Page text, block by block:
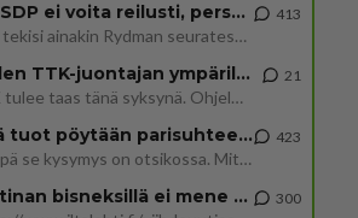
Jos SDP ei voita reilusti, persut kumoavat demokratian Suomesta
Näin tekisi ainakin Rydman seuratessaan idolinsa Trumpin mallia https://www.is.fi/politiikka/art-2000012187244.html
413
Uuden TTK-juontajan ympärillä epätietoisuus sakenee - Nyt MTV hämmentää soppaa
TTK tulee taas tänä syksynä. Ohjelman uudet tähtioppilaat julkistetaan torstaina 6. elokuuta klo 14 alkavassa lehdistö
21
Mitä tuot pöytään parisuhteessa?
Siinäpä se kysymys on otsikossa. Mitäpä siis tuot/toisit pöytään parisuhteessa? Oletko mies vai nainen? Koetko sen mitä
423
Martinan bisneksillä ei mene hyvin 300